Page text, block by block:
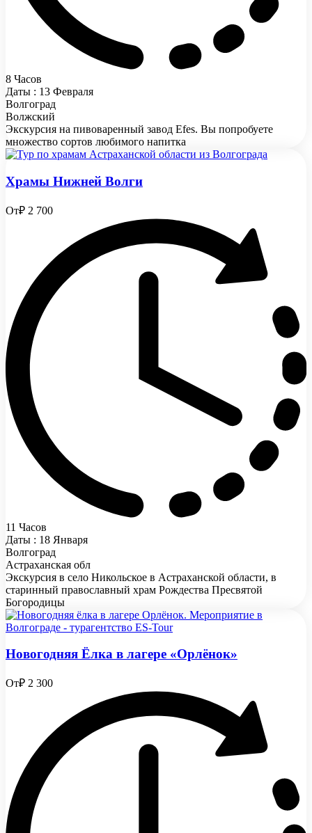
8 Часов
Даты : 13 Февраля
Волгоград
Волжский
Экскурсия на пивоваренный завод Efes. Вы попробуете
множество сортов любимого напитка
Храмы Нижней Волги
От₽ 2 700
11 Часов
Даты : 18 Января
Волгоград
Астраханская обл
Экскурсия в село Никольское в Астраханской области, в
старинный православный храм Рождества Пресвятой
Богородицы
Новогодняя Ёлка в лагере «Орлёнок»
От₽ 2 300